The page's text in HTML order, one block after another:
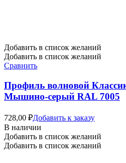
Добавить в список желаний
Добавить в список желаний
Сравнить
Профиль волновой
Мышино-серый RAL 7005
728,00 ₽Добавить к заказу
В наличии
Добавить в список желаний
Добавить в список желаний